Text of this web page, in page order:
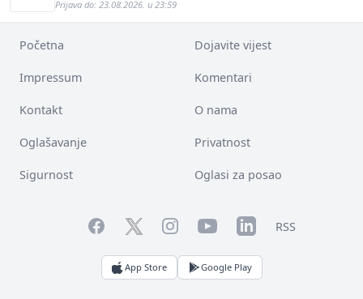
Prijava do: 23.08.2026. u 23:59
Početna Dojavite vijest
Impressum Komentari
Kontakt O nama
Oglašavanje Privatnost
Sigurnost Oglasi za posao
FacebookTwitterInstagramYouTubeLinkedInRSS
App Store Google Play